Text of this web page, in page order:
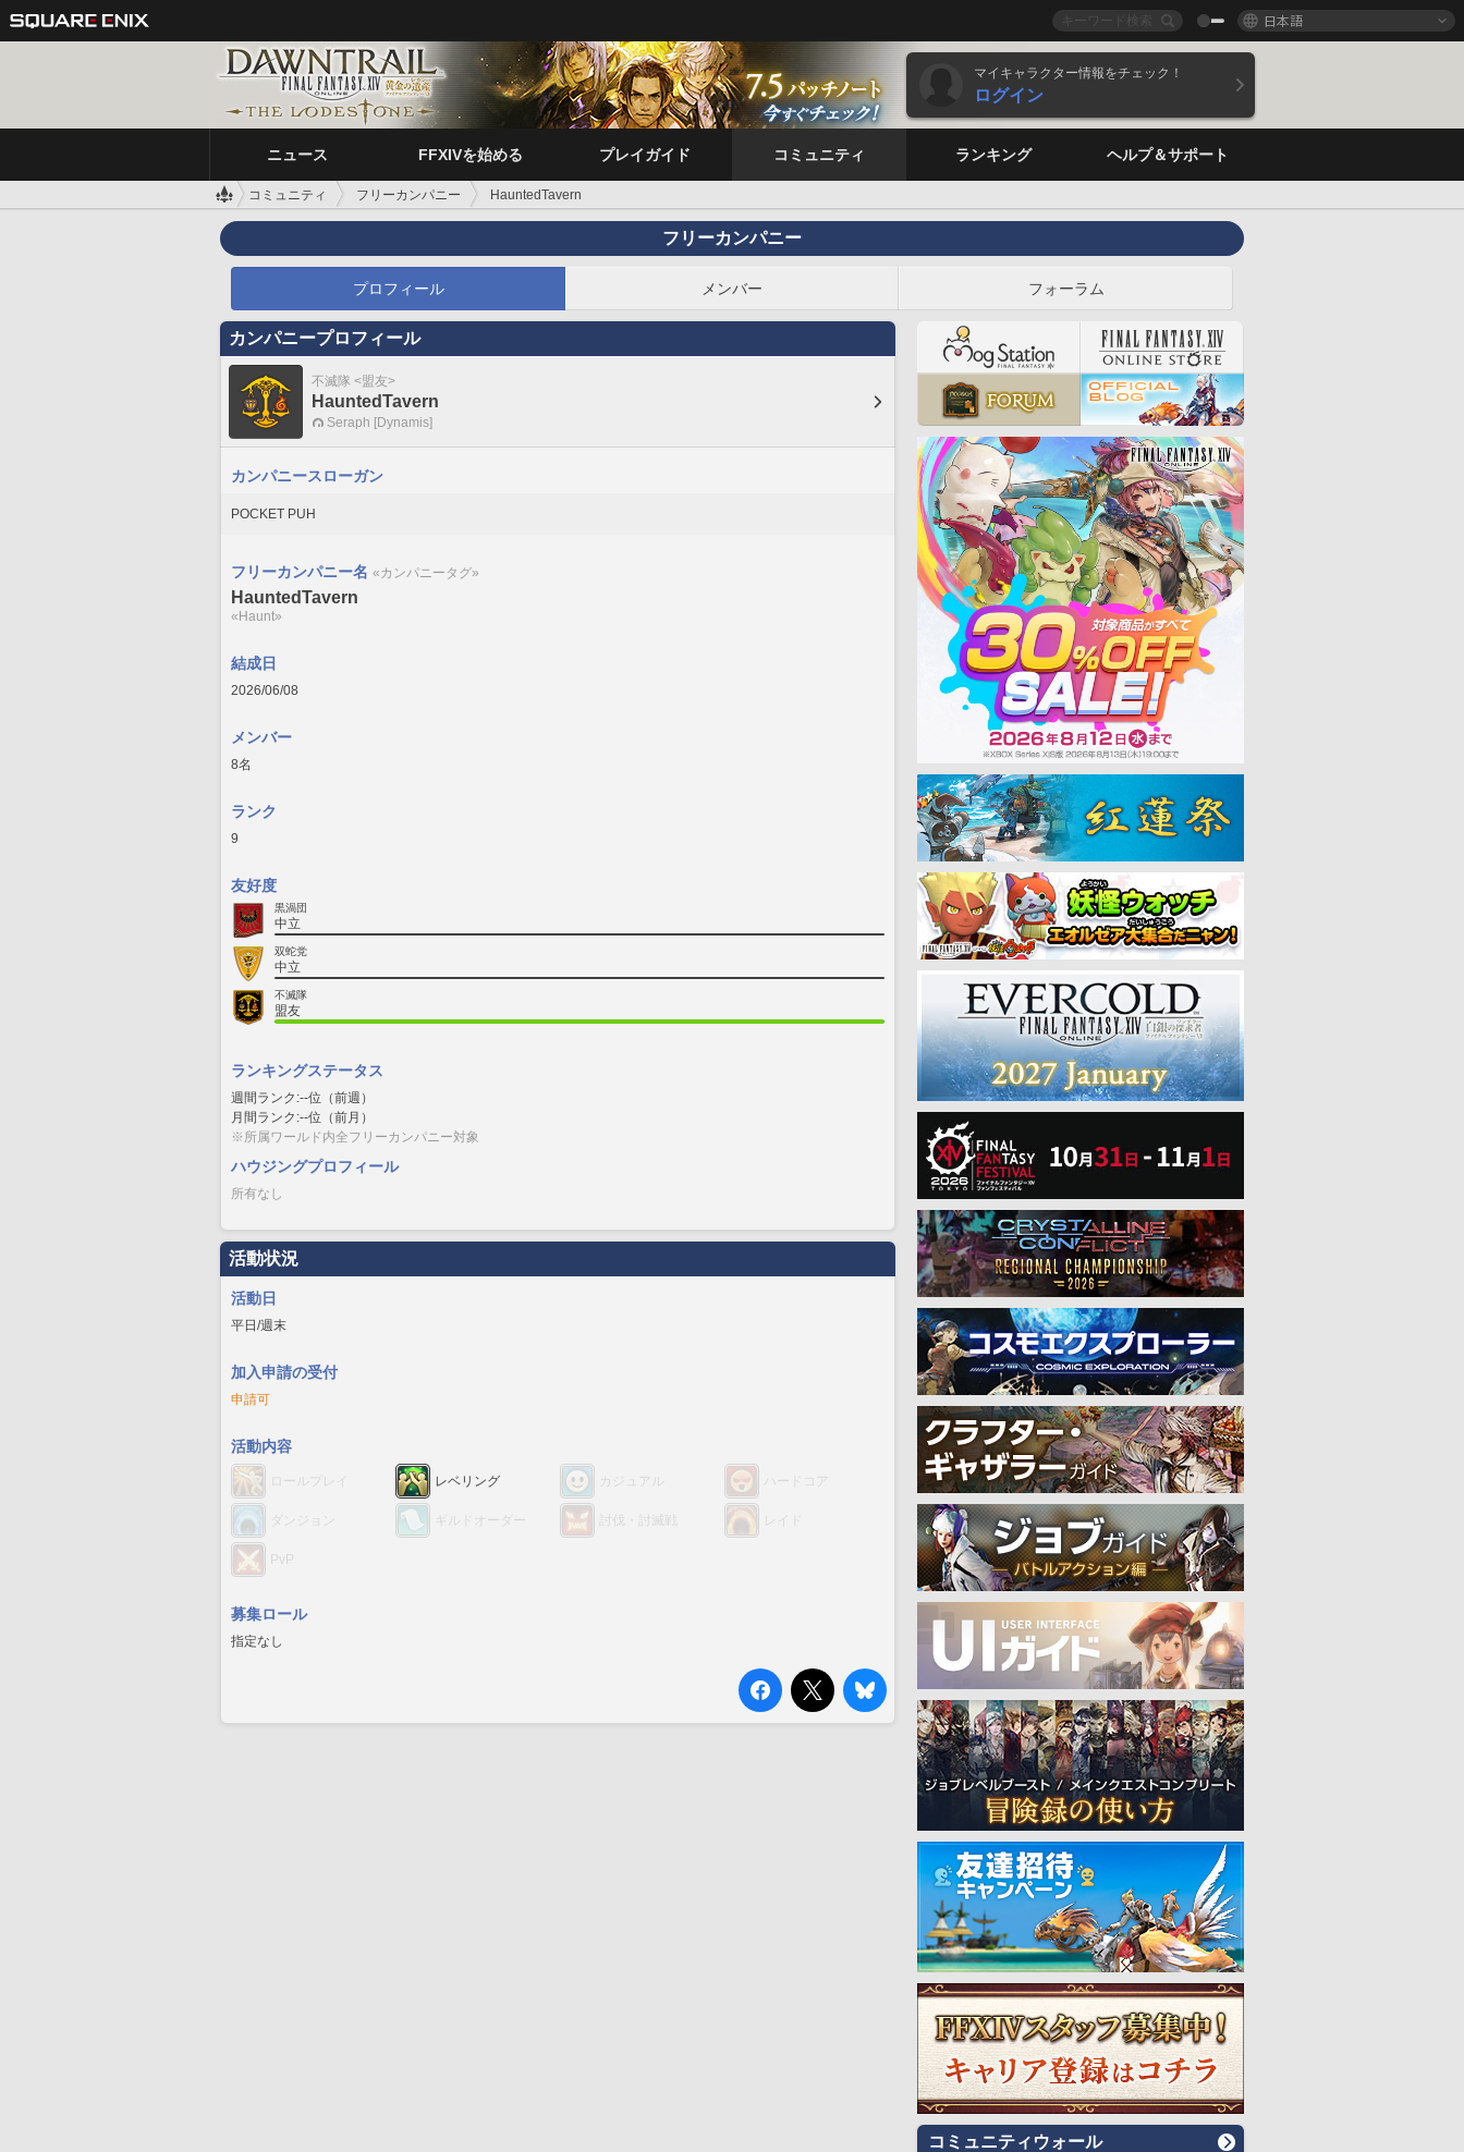
日本語
マイキャラクター情報をチェック！
ログイン
ニュース FFXIVを始める プレイガイド コミュニティ ランキング ヘルプ＆サポート
コミュニティ フリーカンパニー HauntedTavern
フリーカンパニー
プロフィール メンバー フォーラム
カンパニープロフィール
不滅隊 <盟友>
HauntedTavern
Seraph [Dynamis]
カンパニースローガン
POCKET PUH
フリーカンパニー名 «カンパニータグ»
HauntedTavern
«Haunt»
結成日
2026/06/08
メンバー
8名
ランク
9
友好度
黒渦団
中立
双蛇党
中立
不滅隊
盟友
ランキングステータス
週間ランク:--位（前週）
月間ランク:--位（前月）
※所属ワールド内全フリーカンパニー対象
ハウジングプロフィール
所有なし
活動状況
活動日
平日/週末
加入申請の受付
申請可
活動内容
ロールプレイ レベリング カジュアル ハードコア
ダンジョン ギルドオーダー 討伐・討滅戦 レイド
PvP
募集ロール
指定なし
コミュニティウォール